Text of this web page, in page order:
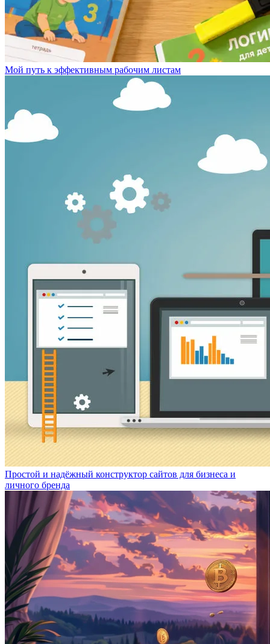
Мой путь к эффективным рабочим листам
Простой и надёжный конструктор сайтов для бизнеса и
личного бренда